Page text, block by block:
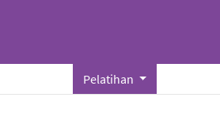
Pelatihan